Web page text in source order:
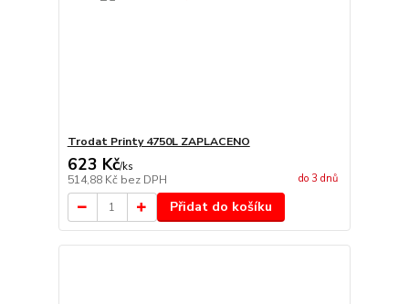
Trodat Printy 4750L ZAPLACENO
623 Kč/ks
514,88 Kč bez DPH do 3 dnů
Přidat do košíku